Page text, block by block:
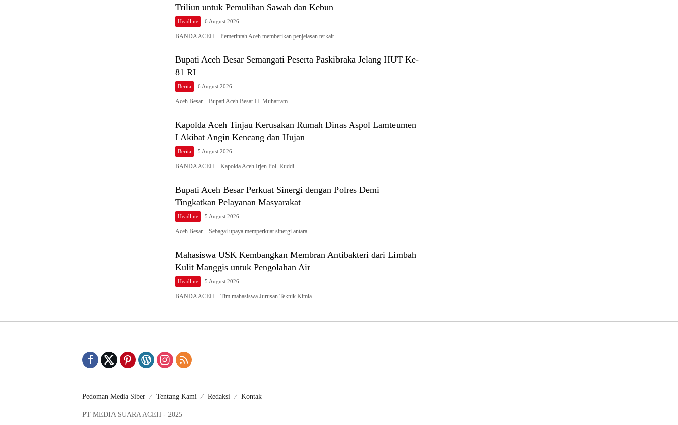
Triliun untuk Pemulihan Sawah dan Kebun
Headline 6 August 2026
BANDA ACEH – Pemerintah Aceh memberikan penjelasan terkait…
Bupati Aceh Besar Semangati Peserta Paskibraka Jelang HUT Ke-
81 RI
Berita 6 August 2026
Aceh Besar – Bupati Aceh Besar H. Muharram…
Kapolda Aceh Tinjau Kerusakan Rumah Dinas Aspol Lamteumen
I Akibat Angin Kencang dan Hujan
Berita 5 August 2026
BANDA ACEH – Kapolda Aceh Irjen Pol. Ruddi…
Bupati Aceh Besar Perkuat Sinergi dengan Polres Demi
Tingkatkan Pelayanan Masyarakat
Headline 5 August 2026
Aceh Besar – Sebagai upaya memperkuat sinergi antara…
Mahasiswa USK Kembangkan Membran Antibakteri dari Limbah
Kulit Manggis untuk Pengolahan Air
Headline 5 August 2026
BANDA ACEH – Tim mahasiswa Jurusan Teknik Kimia…
Pedoman Media Siber Tentang Kami Redaksi Kontak
PT MEDIA SUARA ACEH - 2025